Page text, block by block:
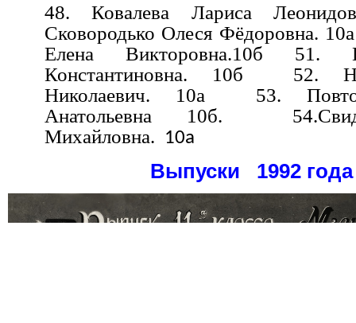
48. Ковалева Лариса
Сковородько Олеся Фёдоровна.
Елена Викторовна.10б 51.
Константиновна. 10б 52.
Николаевич. 10а
53.
Анатольевна 10б. 54.
Михайловна. 10а
Выпуски 1992 года